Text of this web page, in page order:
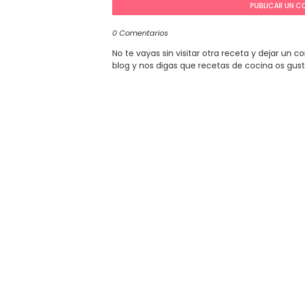
PUBLICAR UN
0 Comentarios
No te vayas sin visitar otra receta y dejar un
blog y nos digas que recetas de cocina os